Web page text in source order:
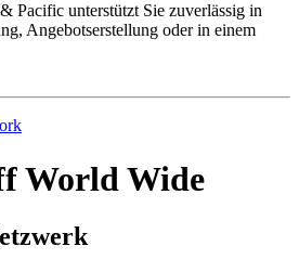
Pacific unterstützt Sie zuverlässig in
Angebotserstellung oder in einem
World Wide